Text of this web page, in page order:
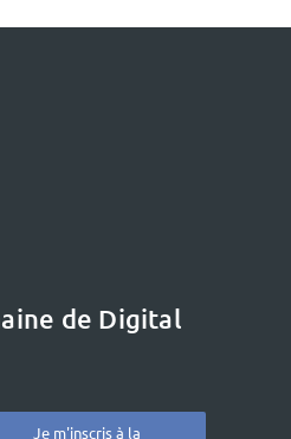
de Digital
Je m'inscris à la
L’innovation en